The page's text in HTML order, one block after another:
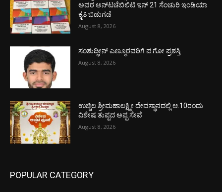
ಅವರ ಅನ್‌ಟಚೆಬಿಲಿಟಿ ಇನ್ 21 ಸೆಂಚುರಿ ಇಂಡಿಯಾ
ಕೃತಿ ಬಿಡುಗಡೆ
August 8, 2026
ಸಂಶುದ್ಧೀನ್ ಎಣ್ಮೂರವರಿಗೆ ಪ.ಗೋ ಪ್ರಶಸ್ತಿ
August 8, 2026
ಉಚ್ಚಿಲ ಶ್ರೀಮಹಾಲಕ್ಷ್ಮೀ ದೇವಸ್ಥಾನದಲ್ಲಿ ಆ.10ರಂದು
ವಿಶೇಷ ತುಪ್ಪದ ಅಪ್ಪ ಸೇವೆ
August 8, 2026
POPULAR CATEGORY